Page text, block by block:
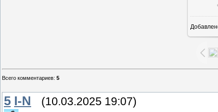
Всего комментариев: 5
5 I-N (10.03.2025 19:07)